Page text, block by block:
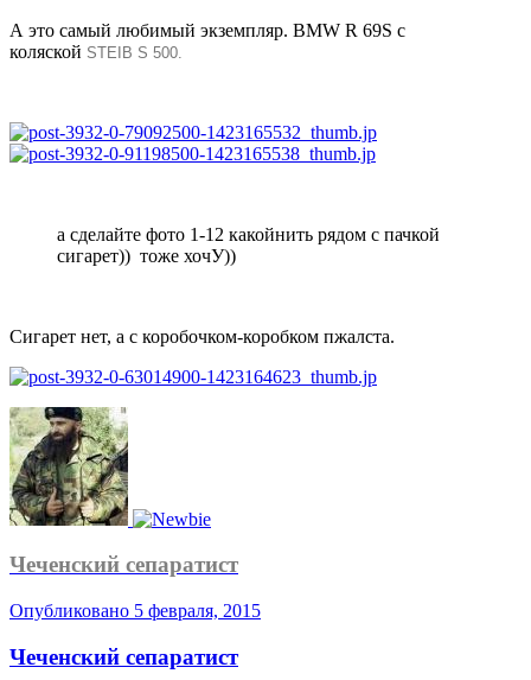
А это самый любимый экземпляр. BMW R 69S с
коляской STEIB S 500.
а сделайте фото 1-12 какойнить рядом с пачкой
сигарет)) тоже хочУ))
Сигарет нет, а с коробочком-коробком пжалста.
Чеченский сепаратист
Опубликовано 5 февраля, 2015
Чеченский сепаратист